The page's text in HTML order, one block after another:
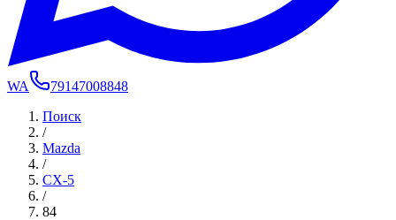
WA
79147008848
Поиск
/
Mazda
/
CX-5
/
84